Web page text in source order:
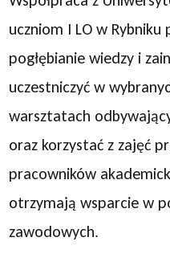
uczniom I LO w Rybniku
pogłębianie wiedzy i
uczestniczyć w
warsztatach
oraz korzystać z zajęć
pracowników
otrzymają wsparcie w
zawodowych.